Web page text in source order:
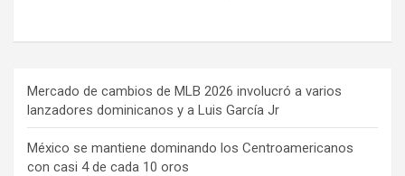
Mercado de cambios de MLB 2026 involucró a varios
lanzadores dominicanos y a Luis García Jr
México se mantiene dominando los Centroamericanos
con casi 4 de cada 10 oros